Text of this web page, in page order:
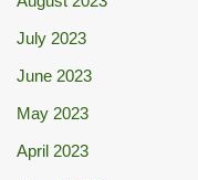
July 2023
June 2023
May 2023
April 2023